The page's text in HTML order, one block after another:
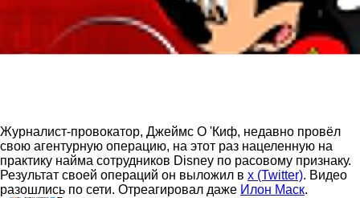
Журналист-провокатор, Джеймс О 'Киф, недавно провёл
свою агентурную операцию, на этот раз нацеленную на
практику найма сотрудников Disney по расовому признаку.
Результат своей операций он выложил в x (Twitter). Видео
разошлись по сети. Отреагировал даже Илон Маск.